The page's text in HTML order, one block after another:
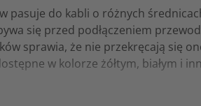
pasuje do kabli o różnych
się przed podłączeniem
sprawia, że nie przekręcają się
w kolorze żółtym, białym i